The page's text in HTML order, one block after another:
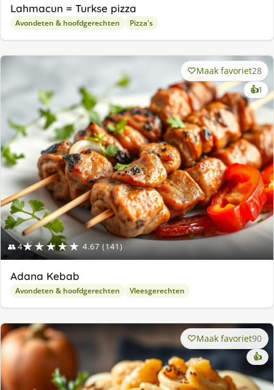
Lahmacun = Turkse pizza
Avondeten & hoofdgerechten Pizza's
👥 4★★★★★ 4.67 (141)
Maak favoriet28
👍1
Adana Kebab
Avondeten & hoofdgerechten Vleesgerechten
Maak favoriet90
👍